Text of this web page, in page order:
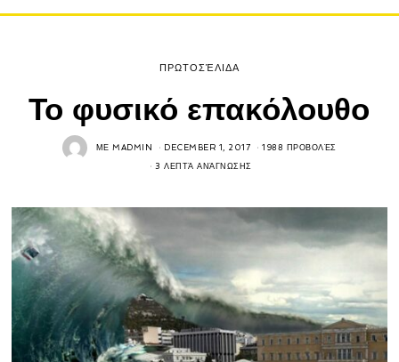
ΠΡΩΤΟΣΈΛΙΔΑ
Το φυσικό επακόλουθο
ΜΕMADMIN DECEMBER 1, 2017 1988 ΠΡΟΒΟΛΈΣ
3 ΛΕΠΤΆ ΑΝΆΓΝΩΣΗΣ